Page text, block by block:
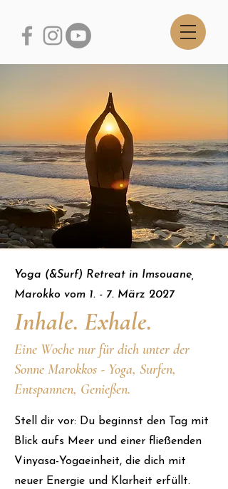
Yoga (&Surf) Retreat in Imsouane,
Marokko vom 1. - 7. März 2027
Inhale. Exhale.
Eine Woche nur für dich unter der
Sonne Marokkos - Yoga, Surfen,
Entspannen, Genießen.
Stell dir vor: Du beginnst den Tag mit
Blick aufs Meer und einer fließenden
Vinyasa-Yogaeinheit, die dich mit
neuer Energie und Klarheit erfüllt.